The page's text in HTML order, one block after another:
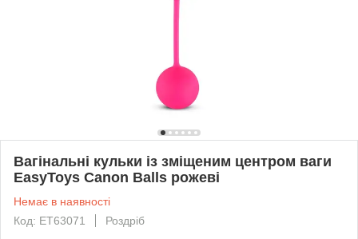
Вагінальні кульки із зміщеним центром ваги
EasyToys Canon Balls рожеві
Немає в наявності
Код: ET63071
Роздріб